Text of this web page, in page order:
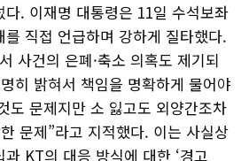
다. 이재명 대통령은 11일 수석보좌
직접 언급하며 강하게 질타했다.
사건의 은폐·축소 의혹도 제기되
히 밝혀서 책임을 명확하게 물어야
도 문제지만 소 잃고도 외양간조차
문제”라고 지적했다. 이는 사실상
KT의 대응 방식에 대한 ‘경고